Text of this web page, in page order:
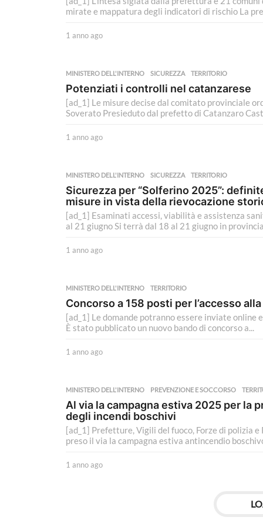
mirate e mappatura degli indicatori di rischio La
1 anno ago
n
a
g
o
MINISTERO DELL'INTERNO SICUREZZA ,TERRITORIO
Potenziati i controlli nel catanzarese
[ad_1] Le misure decise dal comitato provinciale
Soverato Presieduto dal prefetto di Catanzaro
1 anno ago
n
a
g
o
MINISTERO DELL'INTERNO SICUREZZA ,TERRITORIO
Sicurezza per “Solferino 2025”:
misure in vista della rievocazione
[ad_1] Esaminati accessi, viabilità e assistenza
al 21 giugno Si terrà dal 18 al 21 giugno in
1 anno ago
n
a
g
o
MINISTERO DELL'INTERNO TERRITORIO
Concorso a 158 posti per l’accesso
[ad_1] Le domande potranno essere inviate
È stato pubblicato un nuovo bando di concorso a...
1 anno ago
n
a
g
o
MINISTERO DELL'INTERNO PREVENZIONE E SOCCORSO ,
Al via la campagna estiva 2025 per la
degli incendi boschivi
[ad_1] Prefetture, Vigili del fuoco, Forze di polizia
preso il via la campagna estiva antincendio
1 anno ago